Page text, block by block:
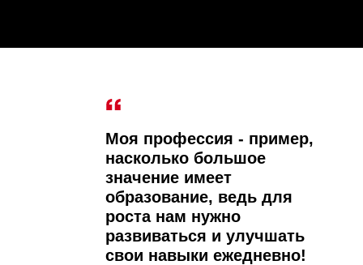
Моя профессия - пример,
насколько большое
значение имеет
образование, ведь для
роста нам нужно
развиваться и улучшать
свои навыки ежедневно!